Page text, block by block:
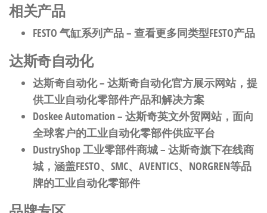
相关产品
FESTO 气缸系列产品– 查看更多同类型FESTO产品
达斯奇自动化
达斯奇自动化– 达斯奇自动化官方展示网站，提
供工业自动化零部件产品和解决方案
Doskee Automation– 达斯奇英文外贸网站，面向
全球客户的工业自动化零部件供应平台
DustryShop 工业零部件商城– 达斯奇旗下在线商
城，涵盖FESTO、SMC、AVENTICS、NORGREN等品
牌的工业自动化零部件